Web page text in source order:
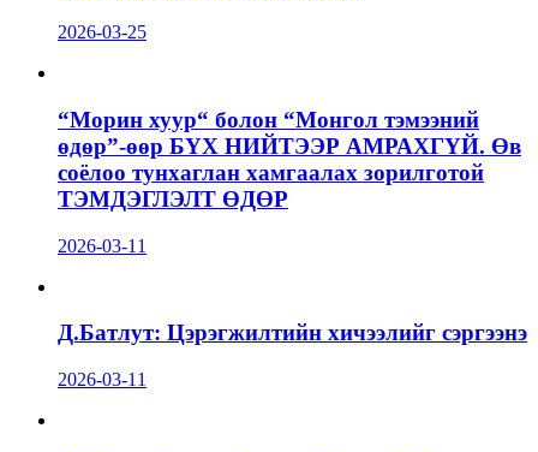
2026-03-25
“Морин хуур“ болон “Монгол тэмээний
өдөр”-өөр БҮХ НИЙТЭЭР АМРАХГҮЙ. Өв
соёлоо тунхаглан хамгаалах зорилготой
ТЭМДЭГЛЭЛТ ӨДӨР
2026-03-11
Д.Батлут: Цэрэгжилтийн хичээлийг сэргээнэ
2026-03-11